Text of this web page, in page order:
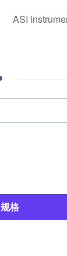
ASI
规格